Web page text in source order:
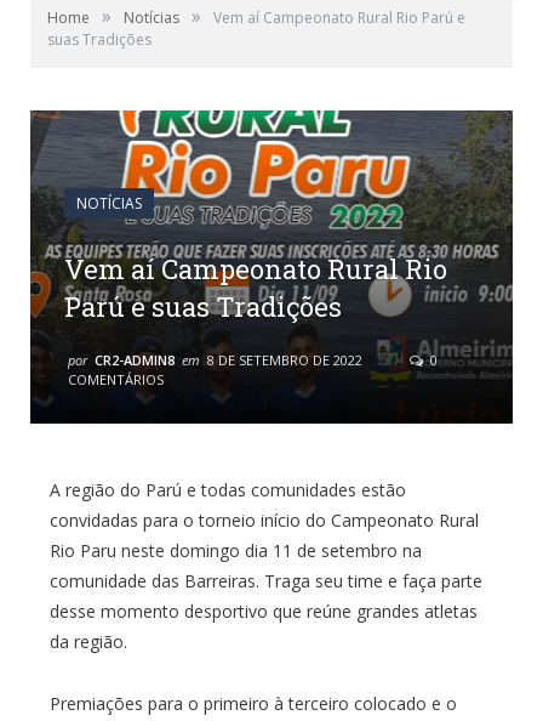
Home » Notícias »
Vem aí Campeonato Rural Rio Parú e
suas Tradições
NOTÍCIAS
Vem aí Campeonato Rural Rio
Parú e suas Tradições
por CR2-ADMIN8 em 8 DE SETEMBRO DE 2022
0
COMENTÁRIOS
A região do Parú e todas comunidades estão
convidadas para o torneio início do Campeonato Rural
Rio Paru neste domingo dia 11 de setembro na
comunidade das Barreiras. Traga seu time e faça parte
desse momento desportivo que reúne grandes atletas
da região.
Premiações para o primeiro à terceiro colocado e o